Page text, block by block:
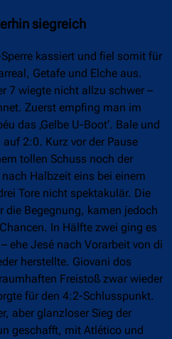
siegreich
kassiert und fiel somit für
Getafe und Elche aus.
7 wiegte nicht allzu schwer –
Zuerst empfing man im
das ‚Gelbe U-Boot‘. Bale und
2:0. Kurz vor der Pause
tollen Schuss noch der
Halbzeit eins bei einem
Tore nicht spektakulär. Die
Begegnung, kamen jedoch
In Hälfte zwei ging es
ehe Jesé nach Vorarbeit von dí
herstellte. Giovani dos
Freistoß zwar wieder
für den 4:2-Schlusspunkt.
aber glanzloser Sieg der
geschafft, mit Atlético und